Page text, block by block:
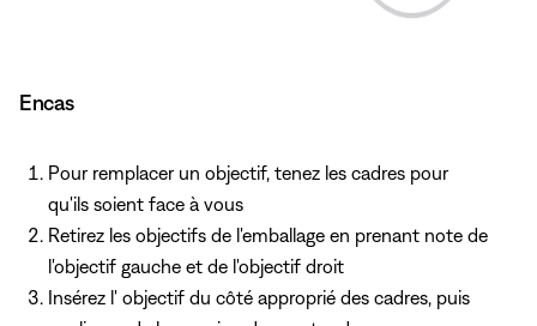
Encas
Pour remplacer un objectif, tenez les cadres pour
qu'ils soient face à vous
Retirez les objectifs de l'emballage en prenant note de
l'objectif gauche et de l'objectif droit
Insérez l' objectif du côté approprié des cadres, puis